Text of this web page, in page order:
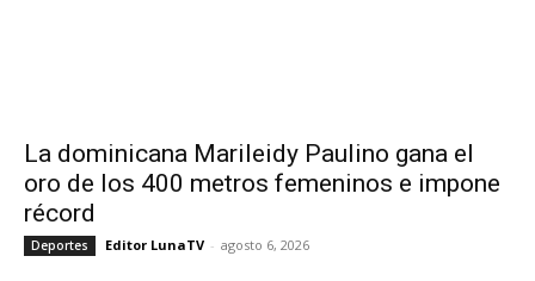
La dominicana Marileidy Paulino gana el
oro de los 400 metros femeninos e impone
récord
Deportes Editor LunaTV - agosto 6, 2026